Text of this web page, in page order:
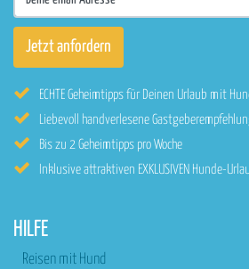
ECHTE Geheimtipps für Deinen Urlaub mit
Liebevoll handverlesene
Bis zu 2 Geheimtipps pro Woche
Inklusive attraktiven EXKLUSIVEN Hunde-
HILFE
Reisen mit Hund